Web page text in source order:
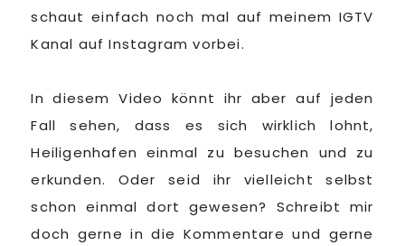
schaut einfach noch mal auf meinem IGTV
Kanal auf Instagram vorbei.
In diesem Video könnt ihr aber auf jeden
Fall sehen, dass es sich wirklich lohnt,
Heiligenhafen einmal zu besuchen und zu
erkunden. Oder seid ihr vielleicht selbst
schon einmal dort gewesen? Schreibt mir
doch gerne in die Kommentare und gerne